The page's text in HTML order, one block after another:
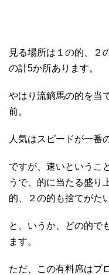
見る場所は１の的、２
の計5か所あります。
やはり流鏑馬の的を当
前。
人気はスピードが一番
ですが、速いというこ
うで、的に当たる盛り
的、２の的も捨てがた
と、いうか、どの的で
ます。
ただ、この有料席はブ